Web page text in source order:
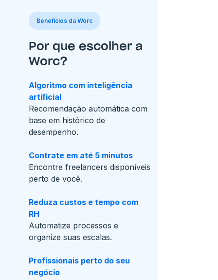
Benefícios da Worc
Por que escolher a
Worc?
Algoritmo com inteligência
artificial
Recomendação automática com
base em histórico de
desempenho.
Contrate em até 5 minutos
Encontre freelancers disponíveis
perto de você.
Reduza custos e tempo com
RH
Automatize processos e
organize suas escalas.
Profissionais perto do seu
negócio